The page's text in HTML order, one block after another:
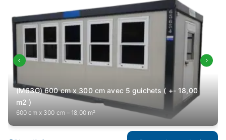
(M63G) 600 cm x 300 cm avec 5 guichets ( +- 18,00
m2 )
600 cm x 300 cm – 18,00 m²